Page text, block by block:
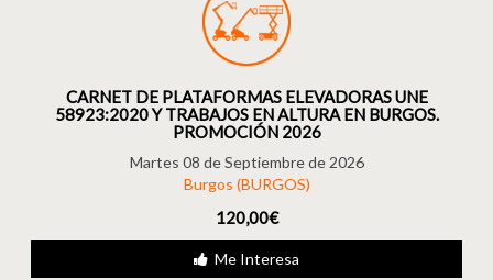
CARNET DE PLATAFORMAS ELEVADORAS UNE
58923:2020 Y TRABAJOS EN ALTURA EN BURGOS.
PROMOCIÓN 2026
Martes 08 de Septiembre de 2026
Burgos (BURGOS)
120,00€
Me Interesa